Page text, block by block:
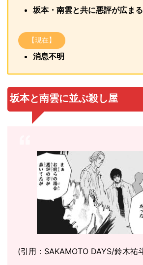
坂本・南雲と共に悪評が広まる
【現在】
消息不明
坂本と南雲に並ぶ殺し屋
(引用：SAKAMOTO DAYS/鈴木祐